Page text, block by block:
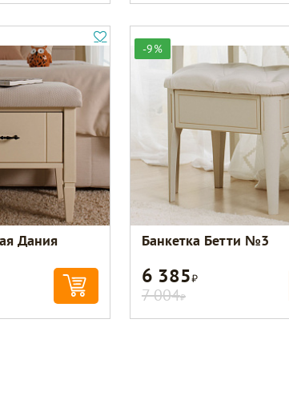
Дания
-9%
Банкетка Бетти №3
6 385Р
7 004Р